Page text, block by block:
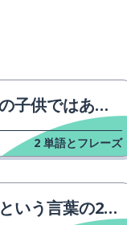
画面
サンドイッチ
遊ぶ; 時間を過ごす
ではありません
2 単語とフレーズ
う言葉の2つの使い方